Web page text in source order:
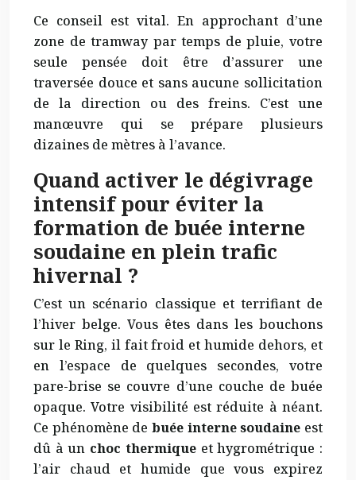
Ce conseil est vital. En approchant d’une
zone de tramway par temps de pluie, votre
seule pensée doit être d’assurer une
traversée douce et sans aucune sollicitation
de la direction ou des freins. C’est une
manœuvre qui se prépare plusieurs
dizaines de mètres à l’avance.
Quand activer le dégivrage
intensif pour éviter la
formation de buée interne
soudaine en plein trafic
hivernal ?
C’est un scénario classique et terrifiant de
l’hiver belge. Vous êtes dans les bouchons
sur le Ring, il fait froid et humide dehors, et
en l’espace de quelques secondes, votre
pare-brise se couvre d’une couche de buée
opaque. Votre visibilité est réduite à néant.
Ce phénomène de buée interne soudaine est
dû à un choc thermiqueet hygrométrique :
l’air chaud et humide que vous expirez